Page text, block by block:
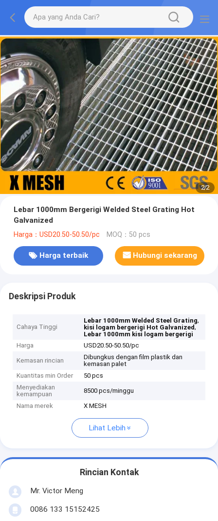
2/2
Lebar 1000mm Bergerigi Welded Steel Grating Hot
Galvanized
Harga：USD20.50-50.50/pc MOQ：50 pcs
Harga terbaik Hubungi sekarang
Deskripsi Produk
Cahaya Tinggi
Lebar 1000mm Welded Steel Grating,
kisi logam bergerigi Hot Galvanized,
Lebar 1000mm kisi logam bergerigi
Harga
USD20.50-50.50/pc
Kemasan rincian
Dibungkus dengan film plastik dan
kemasan palet
Kuantitas min Order
50 pcs
Menyediakan
kemampuan
8500 pcs/minggu
Nama merek X MESH
Lihat Lebih
Rincian Kontak
Mr. Victor Meng
0086 133 15152425